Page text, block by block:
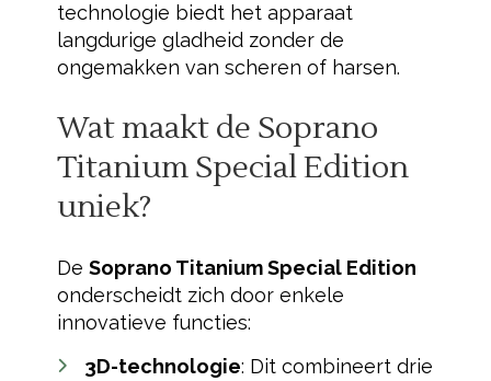
technologie biedt het apparaat
langdurige gladheid zonder de
ongemakken van scheren of harsen.
Wat maakt de Soprano
Titanium Special Edition
uniek?
De Soprano Titanium Special Edition
onderscheidt zich door enkele
innovatieve functies:
3D-technologie: Dit combineert drie